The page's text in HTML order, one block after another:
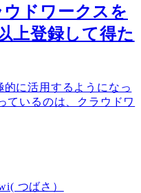
ドワークスを
上登録して得た
に活用するようになっ
ているのは、クラウドワ
つばさ）